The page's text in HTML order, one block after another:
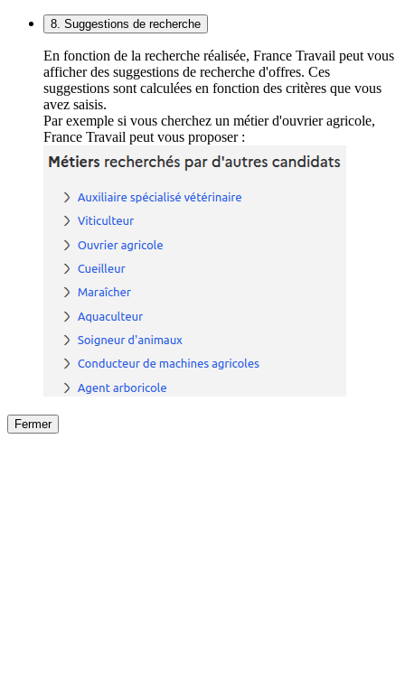
8. Suggestions de recherche
En fonction de la recherche réalisée, France Travail peut vous
afficher des suggestions de recherche d'offres. Ces
suggestions sont calculées en fonction des critères que vous
avez saisis.
Par exemple si vous cherchez un métier d'ouvrier agricole,
France Travail peut vous proposer :
Fermer